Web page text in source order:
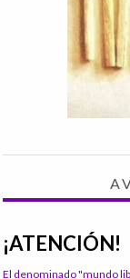
¡ATENCIÓN!
El denominado "mundo